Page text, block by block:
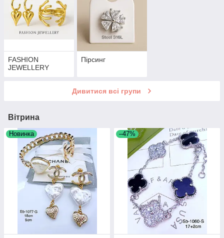
FASHION
JEWELLERY
Пірсинг
Дивитися всі групи
Вітрина
Новинка –47%